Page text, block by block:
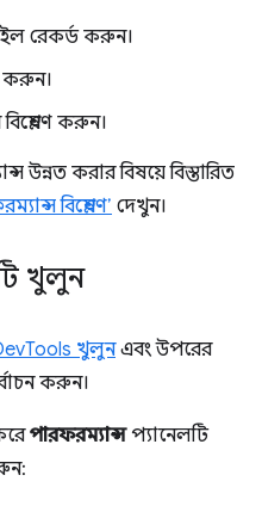
রেকর্ড করুন।
করুন।
করুন।
উন্নত করার বিষয়ে বিস্তারিত
বিশ্লেষণ’ দেখুন।
খুলুন
খুলুনএবং উপরের
করুন।
পারফরম্যান্সপ্যানেলটি